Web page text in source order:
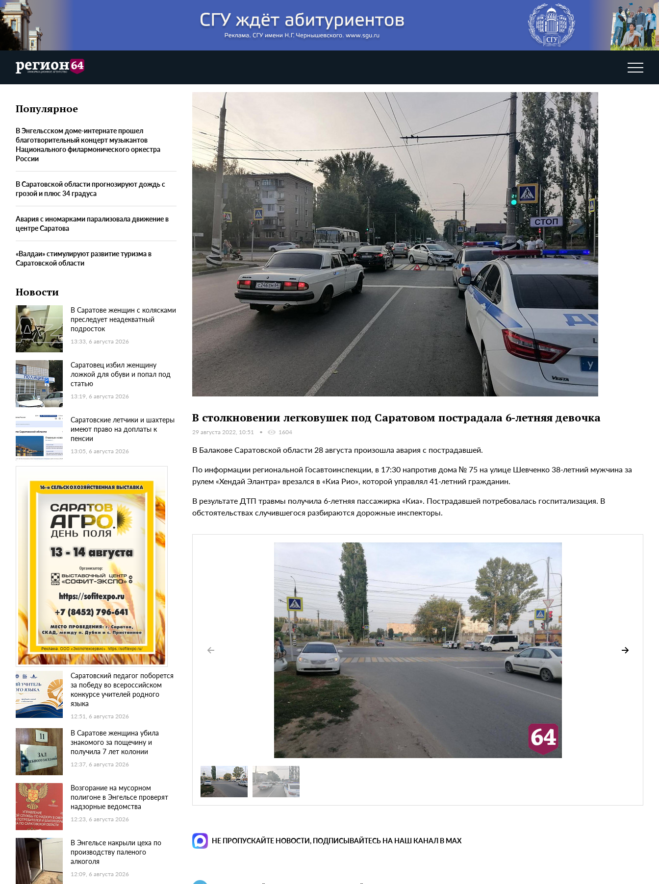
Популярное
В Энгельсском доме-интернате прошел
благотворительный концерт музыкантов
Национального филармонического оркестра
России
В Саратовской области прогнозируют дождь с
грозой и плюс 34 градуса
Авария с иномарками парализовала движение в
центре Саратова
«Валдаи» стимулируют развитие туризма в
Саратовской области
Новости
В Саратове женщин с колясками
преследует неадекватный
подросток
13:33, 6 августа 2026
Саратовец избил женщину
ложкой для обуви и попал под
статью
13:19, 6 августа 2026
Саратовские летчики и шахтеры
имеют право на доплаты к
пенсии
13:05, 6 августа 2026
Саратовский педагог поборется
за победу во всероссийском
конкурсе учителей родного
языка
12:51, 6 августа 2026
В Саратове женщина убила
знакомого за пощечину и
получила 7 лет колонии
12:37, 6 августа 2026
Возгорание на мусорном
полигоне в Энгельсе проверят
надзорные ведомства
12:23, 6 августа 2026
В Энгельсе накрыли цеха по
производству паленого
алкоголя
12:09, 6 августа 2026
В столкновении легковушек под Саратовом пострадала 6-летняя девочка
29 августа 2022, 10:51 1604
В Балакове Саратовской области 28 августа произошла авария с пострадавшей.
По информации региональной Госавтоинспекции, в 17:30 напротив дома № 75 на улице Шевченко 38-летний мужчина за
рулем «Хендай Элантра» врезался в «Киа Рио», которой управлял 41-летний гражданин.
В результате ДТП травмы получила 6-летняя пассажирка «Киа». Пострадавшей потребовалась госпитализация. В
обстоятельствах случившегося разбираются дорожные инспекторы.
НЕ ПРОПУСКАЙТЕ НОВОСТИ, ПОДПИСЫВАЙТЕСЬ НА НАШ КАНАЛ В MAX